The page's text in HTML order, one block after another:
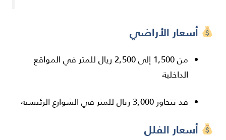
أسعار الأراضي
من 1,500 إلى 2,500 ريال للمتر في المواقع
الداخلية
قد تتجاوز 3,000 ريال للمتر في الشوارع الرئيسية
أسعار الفلل